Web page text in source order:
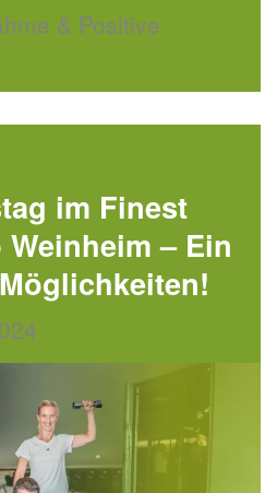
& Positive
im Finest
– Ein